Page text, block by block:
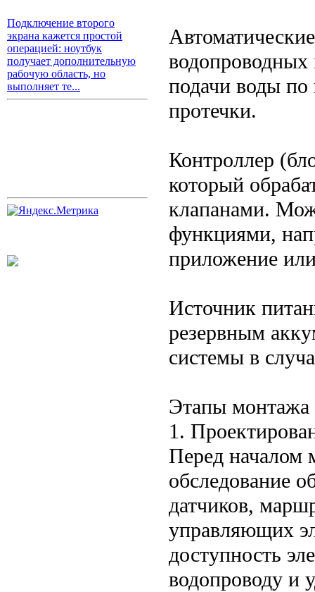
Подключение второго
экрана кажется простой
операцией: ноутбук
получает дополнительную
рабочую область, но
выполняет те...
водопроводных
подачи воды
протечки.
Контроллер
который
клапанами.
функциями,
приложение
Источник
резервным
системы в
Этапы
1.
Перед началом
обследование
датчиков,
управляющих
доступность
водопроводу и